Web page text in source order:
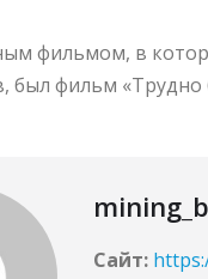
фильмом, в
был фильм «Трудно
Сайт: